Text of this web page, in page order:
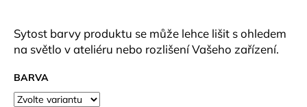
Sytost barvy produktu se může lehce lišit s ohledem
na světlo v ateliéru nebo rozlišení Vašeho zařízení.
BARVA
m
e